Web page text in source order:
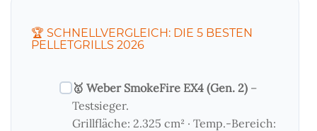
🏆 SCHNELLVERGLEICH: DIE 5 BESTEN
PELLETGRILLS 2026
🥇 Weber SmokeFire EX4 (Gen. 2) –
Testsieger.
Grillfläche: 2.325 cm² · Temp.-Bereich: